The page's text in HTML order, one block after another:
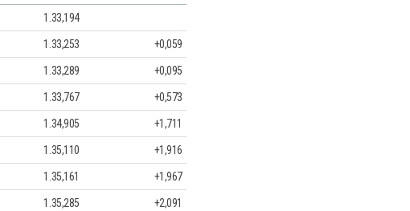
1.33,194
1.33,253 +0,059
1.33,289 +0,095
1.33,767 +0,573
1.34,905 +1,711
1.35,110 +1,916
1.35,161 +1,967
1.35,285 +2,091